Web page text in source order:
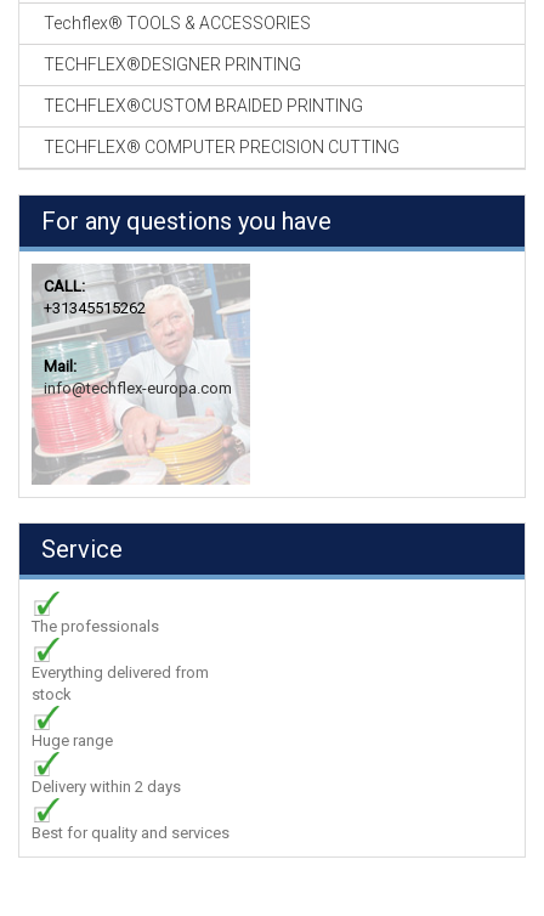
Techflex® TOOLS & ACCESSORIES
TECHFLEX®DESIGNER PRINTING
TECHFLEX®CUSTOM BRAIDED PRINTING
TECHFLEX® COMPUTER PRECISION CUTTING
For any questions you have
CALL:
+31345515262
Mail:
info@techflex-europa.com
Service
The professionals
Everything delivered from
stock
Huge range
Delivery within 2 days
Best for quality and services